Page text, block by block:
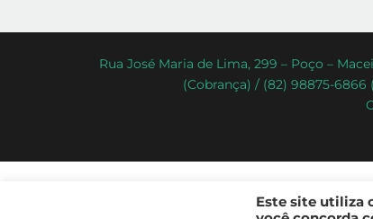
Rua José Maria de Lima, 299 – Poço –
(Cobrança) / (82) 98875-6866
Este site utiliza